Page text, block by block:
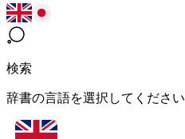
検索
辞書の言語を選択してください